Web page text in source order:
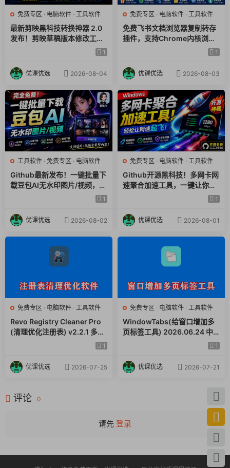
15、Speex 转换 AAC, Speex 转换 AC3, Speex 转换 MP2,
Speex 转换 MP3, Speex 转换 Opus, Speex 转换 Vorbis,
16、WMA 转换 AAC, WMA 转换 AC3, WMA 转换 MP2,WMA 转
换 MP3, WMV 转换 Opus, WMA 转换 Vorbis,
17、WAV 转换 AAC, WAV 转换 AC3, WAV 转换 MP2, WAV 转换
MP3, WAV 转换 Opus, WAV 转换 Vorbis,
18、WebM 转换 AVI, WebM 转换 MP4, WebM 转换 MKV,
WebM 转换 MOV, WebM 转换 OGM
总结：
XMedia Recode是一款简单易用且功能全面的视频格式转换工
具。无论是视频转换、音频提取，还是字幕处理，它都能轻松应
对。如果你需要一个免费的、易上手的工具来处理各种格式的视
频文件，XMedia Recode无疑是一个不错的选择。
免费专区 · 电脑软件 · 工具软件
最新剪映黑科技转换神器 2.0
发布！剪映草稿版本修改工具
，一键解决剪映草稿不兼容烦1
优课优选 2026-08-04
免费专区 · 电脑软件 · 工具软件
免费飞书文档浏览器复制转存
插件，支持Chrome内核浏览
器，无需登录账号（插件+安 1
优课优选 2026-08-03
工具软件 · 免费专区 · 电脑软件
Github最新发布！一键批量下
载豆包AI无水印图片/视频，简
单易用，自动解析提示词，do
1
优课优选 2026-08-02
免费专区 · 电脑软件 · 工具软件
Github开源黑科技！多网卡网
速聚合加速工具，一键让你的
电脑网速起飞，这感觉也太爽1
优课优选 2026-08-01
免费专区 · 电脑软件 · 工具软件
Revo Registry Cleaner Pro
(清理优化注册表) v2.2.1 多语
1
优课优选 2026-07-25
免费专区 · 电脑软件 · 工具软件
WindowTabs(给窗口增加多
页标签工具) 2026.06.24 中
1
优课优选 2026-07-21
评论 0
请先 登录